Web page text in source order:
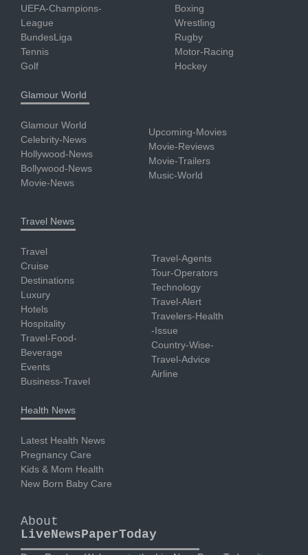
UEFA-Champions-
League
BundesLiga
Tennis
Golf
Boxing
Wrestling
Rugby
Motor-Racing
Hockey
Glamour World
Glamour World
Celebrity-News
Hollywood-News
Bollywood-News
Movie-News
Upcoming-Movies
Movie-Reviews
Movie-Trailers
Music-World
Travel News
Travel
Cruise
Destinations
Luxury
Hotels
Hospitality
Travel-Food-
Beverage
Events
Business-Travel
Travel-Agents
Tour-Operators
Technology
Travel-Alert
Travelers-Health
-Issue
Country-Wise-
Travel-Advice
Airline
Health News
Latest Health News
Pregnancy Care
Kids & Mom Health
New Born Baby Care
About
LiveNewsPaperToday